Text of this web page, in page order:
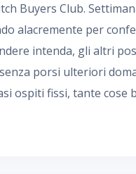
Buyers Club.
alacremente per
intenda, gli altri
porsi ulteriori
ospiti fissi, tante cose